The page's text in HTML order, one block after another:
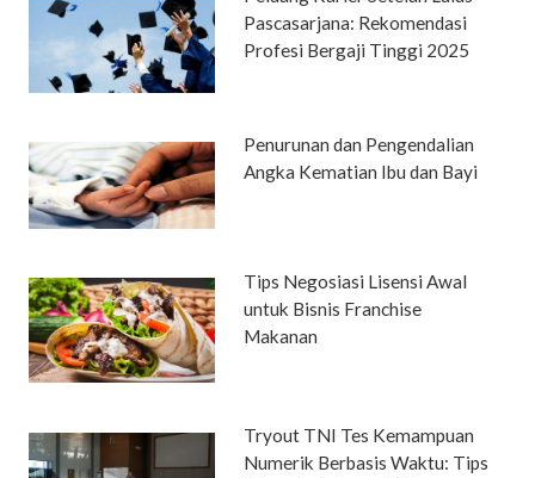
Pascasarjana: Rekomendasi
Profesi Bergaji Tinggi 2025
Penurunan dan Pengendalian
Angka Kematian Ibu dan Bayi
Tips Negosiasi Lisensi Awal
untuk Bisnis Franchise
Makanan
Tryout TNI Tes Kemampuan
Numerik Berbasis Waktu: Tips